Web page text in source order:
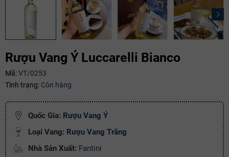
Rượu Vang Ý Luccarelli Bianco
Mã:VT/0253
Tình trạng: Còn hàng
Quốc Gia: Rượu Vang Ý
Loại Vang: Rượu Vang Trắng
Nhà Sản Xuất: Fantini
Mã giảm giá:
Ngày hết hạn:
Điều kiện:
Copy mã và nhập mã ở trangTHANH TOÁN